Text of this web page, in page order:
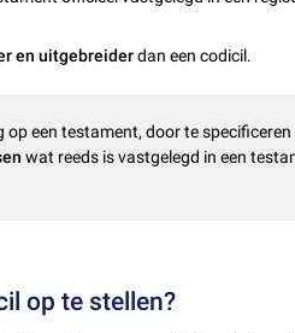
en uitgebreiderdan een codicil.
op een testament, door te
wat reeds is vastgelegd in een
op te stellen?